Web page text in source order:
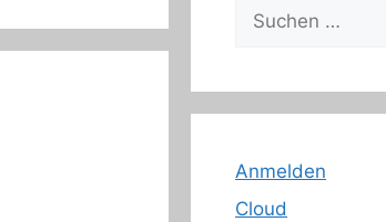
Suche
nach:
Anmelden
Cloud